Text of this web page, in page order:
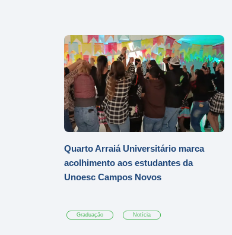
Quarto Arraiá Universitário marca
acolhimento aos estudantes da
Unoesc Campos Novos
Graduação Notícia